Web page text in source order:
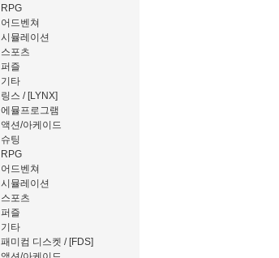
RPG
어드벤쳐
시뮬레이션
스포츠
퍼즐
기타
링스 / [LYNX]
에뮬프로그램
액션/아케이드
슈팅
RPG
어드벤쳐
시뮬레이션
스포츠
퍼즐
기타
패미컴 디스켓 / [FDS]